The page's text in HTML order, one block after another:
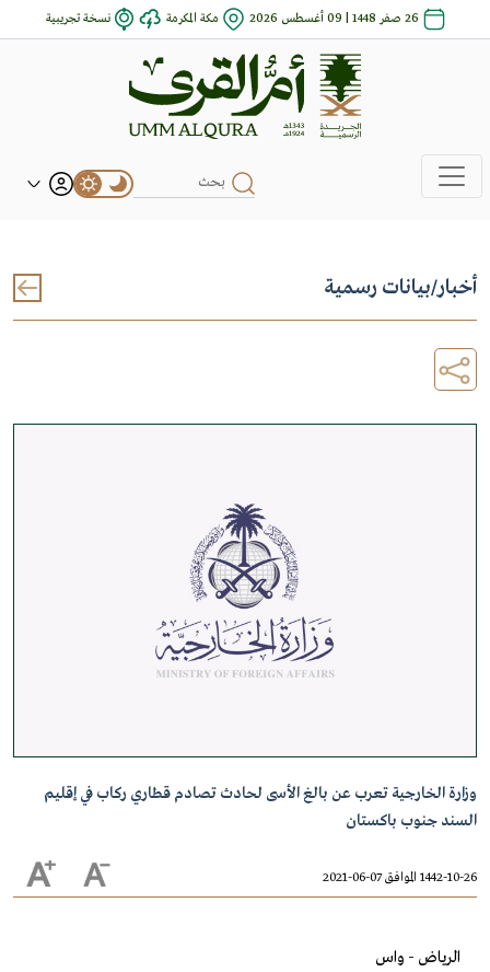
26 صفر 1448 | 09 أغسطس 2026 مكة المكرمة نسخة تجريبية
أخبار/بيانات رسمية
وزارة الخارجية تعرب عن بالغ الأسى لحادث تصادم قطاري ركاب في إقليم
السند جنوب باكستان
1442-10-26 الموافق 07-06-2021
الرياض - واس